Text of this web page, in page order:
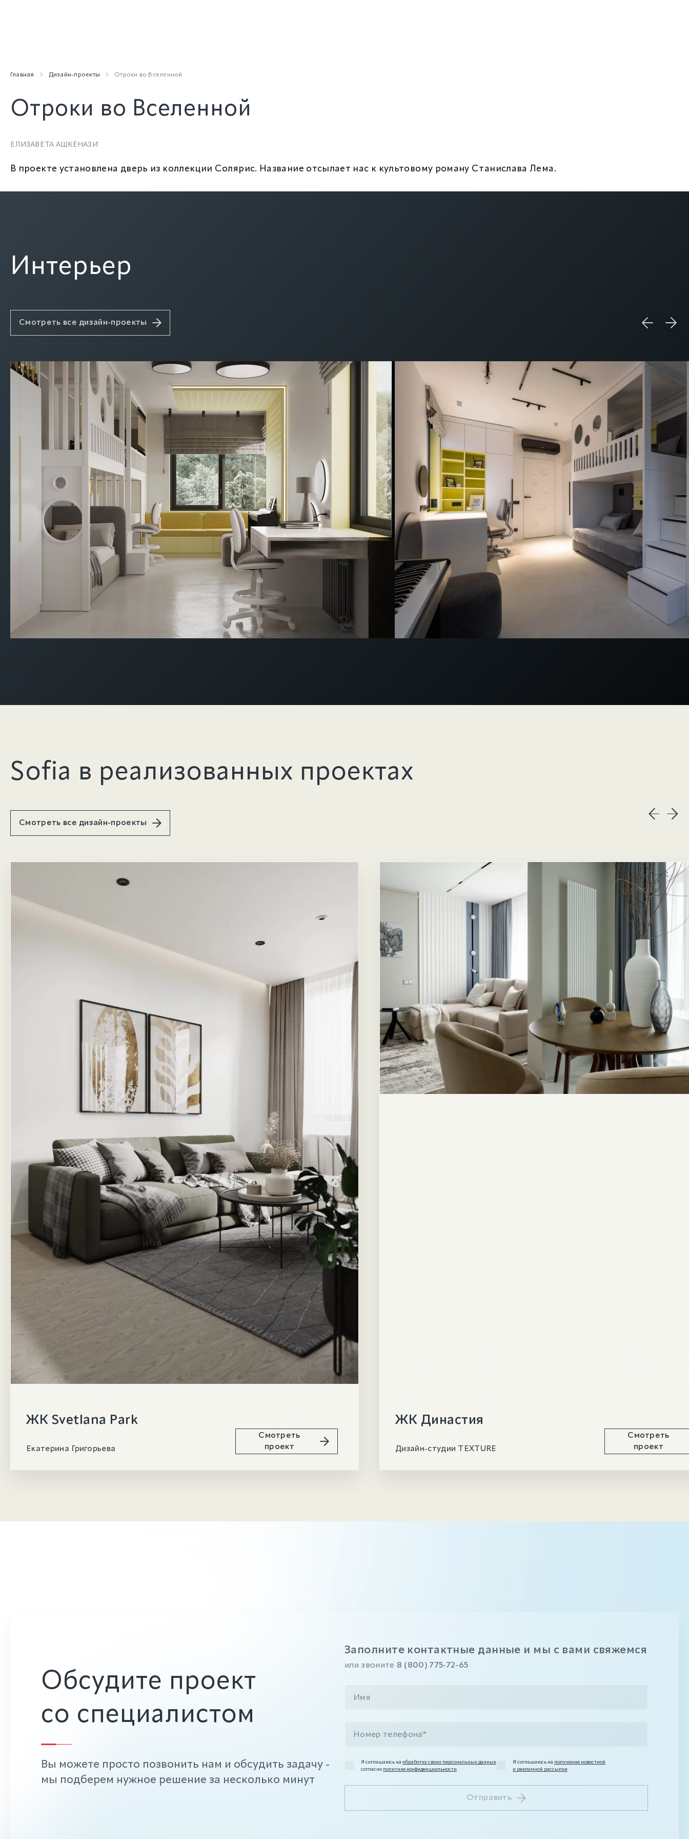
Главная Дизайн-проекты Отроки во Вселенной
Отроки во Вселенной
ЕЛИЗАВЕТА АШКЕНАЗИ
В проекте установлена дверь из коллекции Солярис. Название отсылает нас к культовому роману Станислава Лема.
Интерьер
Смотреть все дизайн-проекты
Sofia в реализованных проектах
Смотреть все дизайн-проекты
ЖК Svetlana Park
Екатерина Григорьева
Смотреть
проект
ЖК Династия
Дизайн-студии TEXTURE
Смотреть
проект
Обсудите проект
со специалистом
Вы можете просто позвонить нам и обсудить задачу -
мы подберем нужное решение за несколько минут
Заполните контактные данные и мы с вами свяжемся
или звоните 8 (800) 775-72-65
Я соглашаюсь на обработку своих персональных данных
согласно политике конфиденциальности
Я соглашаюсь на получение новостной
и рекламной рассылки
Отправить